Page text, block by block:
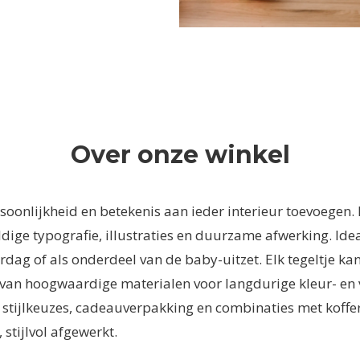
Over onze winkel
en betekenis aan ieder interieur
typografie, illustraties en duurzame afwerking.
of als onderdeel van de baby-uitzet. Elk tegeltje
hoogwaardige materialen voor langdurige kleur- en
cadeauverpakking en combinaties met
stijlvol afgewerkt.